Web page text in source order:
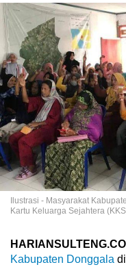
Ilustrasi - Masyarakat
Kartu Keluarga Sejahtera
Kabupaten Donggala